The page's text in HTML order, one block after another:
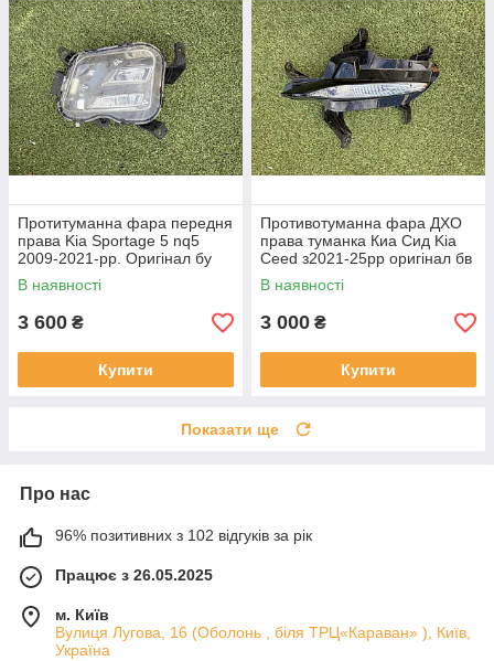
Протитуманна фара передня
права Kia Sportage 5 nq5
2009-2021-рр. Оригінал бу
92202R2000 проклеєна
тріщина скла в непомітному
місці
В наявності
3 600 ₴
Купити
Противотуманна фара ДХО
права туманка Киа Сид Kia
Ceed з2021-25рр оригінал бв
92207J7500 ціла
В наявності
3 000 ₴
Купити
Показати ще
Про нас
96% позитивних з 102 відгуків за рік
Працює з 26.05.2025
м. Київ
Вулиця Лугова, 16 (Оболонь , біля ТРЦ«Караван» ), Київ,
Україна